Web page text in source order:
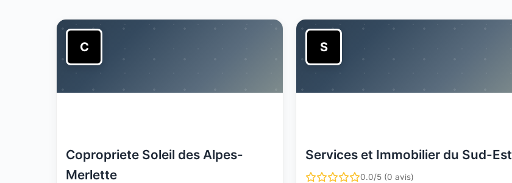
C
Copropriete Soleil des Alpes-
Merlette
S
Services et Immobilier du Sud-Est
0.0/5 (0 avis)